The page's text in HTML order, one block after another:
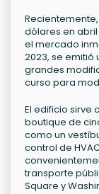
dólares en
el mercado
2023, se
grandes
curso para
El edificio sirve
boutique de
como un
control de
transporte
Square y